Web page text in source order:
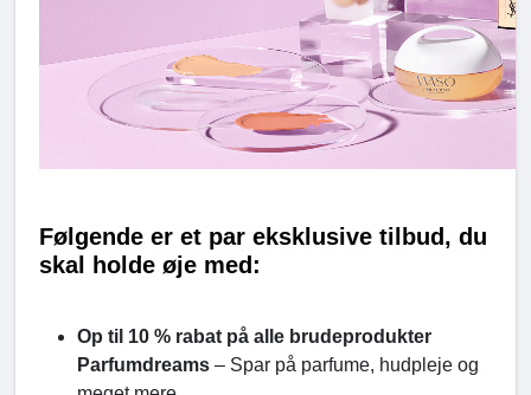
Følgende er et par eksklusive tilbud, du
skal holde øje med:
Op til 10 % rabat på alle brudeprodukter
Parfumdreams – Spar på parfume, hudpleje og